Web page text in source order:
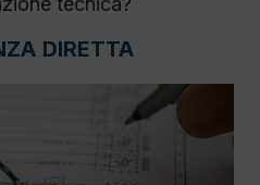
DIRETTA